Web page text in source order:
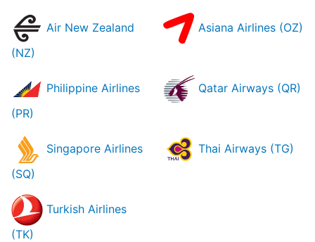
Air New Zealand
(NZ)
Asiana Airlines (OZ)
Philippine Airlines
(PR)
Qatar Airways (QR)
Singapore Airlines
(SQ)
Thai Airways (TG)
Turkish Airlines
(TK)